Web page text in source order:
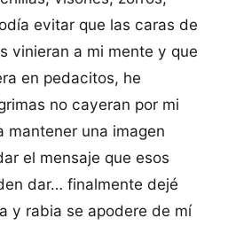
evitar que las caras de
vinieran a mi mente y que
en pedacitos, he
no cayeran por mi
mantener una imagen
el mensaje que esos
dar… finalmente dejé
y rabia se apodere de mí